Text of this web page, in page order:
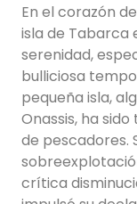
En el corazón
isla de Tabarca
serenidad,
bulliciosa
pequeña isla,
Onassis, ha
de pescadores.
crítica